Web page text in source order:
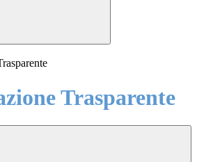
Trasparente